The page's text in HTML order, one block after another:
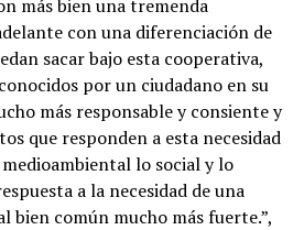
más bien una tremenda
con una diferenciación de
sacar bajo esta cooperativa,
por un ciudadano en su
más responsable y consiente y
que responden a esta necesidad
lo social y lo
a la necesidad de una
bien común mucho más fuerte.”,